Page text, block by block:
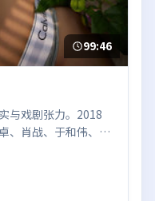
99:46
与戏剧张力。2018
、肖战、于和伟、赵
影像风格统一，配乐